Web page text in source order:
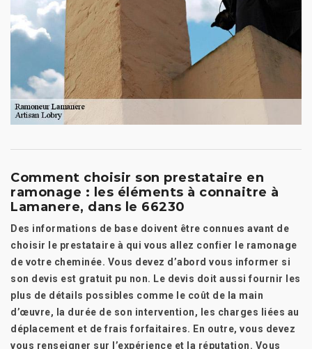
Comment choisir son prestataire en
ramonage : les éléments à connaitre à
Lamanere, dans le 66230
Des informations de base doivent être connues avant de
choisir le prestataire à qui vous allez confier le ramonage
de votre cheminée. Vous devez d’abord vous informer si
son devis est gratuit pu non. Le devis doit aussi fournir les
plus de détails possibles comme le coût de la main
d’œuvre, la durée de son intervention, les charges liées au
déplacement et de frais forfaitaires. En outre, vous devez
vous renseigner sur l’expérience et la réputation. Vous